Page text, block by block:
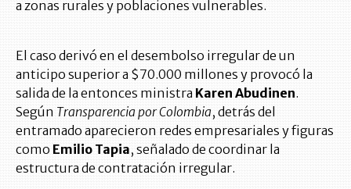
a zonas rurales y poblaciones vulnerables.
El caso derivó en el desembolso irregular de un
anticipo superior a $70.000 millones y provocó la
salida de la entonces ministra Karen Abudinen.
Según Transparencia por Colombia, detrás del
entramado aparecieron redes empresariales y figuras
como Emilio Tapia, señalado de coordinar la
estructura de contratación irregular.